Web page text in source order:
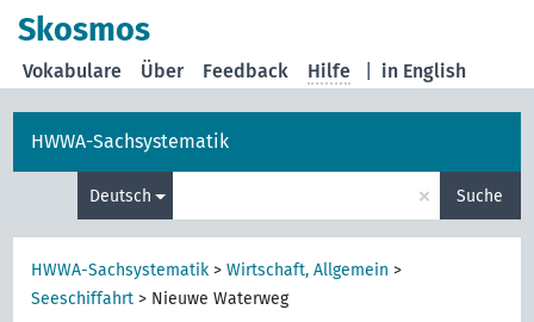
Skosmos
in English
Vokabulare Über Feedback Hilfe
HWWA-Sachsystematik
Deutsch × Suche
HWWA-Sachsystematik >Wirtschaft, Allgemein >
Seeschiffahrt > Nieuwe Waterweg